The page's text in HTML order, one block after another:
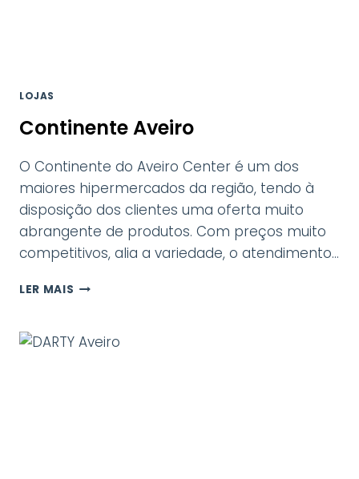
LOJAS
Continente Aveiro
O Continente do Aveiro Center é um dos
maiores hipermercados da região, tendo à
disposição dos clientes uma oferta muito
abrangente de produtos. Com preços muito
competitivos, alia a variedade, o atendimento…
LER MAIS CONTINENTE